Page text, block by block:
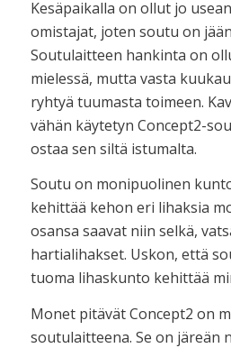
Kesäpaikalla on ollut jo
omistajat, joten soutu on
Soutulaitteen hankinta on
mielessä, mutta vasta
ryhtyä tuumasta toimeen.
vähän käytetyn Concept2-
ostaa sen siltä istumalta.
Soutu on monipuolinen
kehittää kehon eri lihaksia
osansa saavat niin selkä,
hartialihakset. Uskon, että
tuoma lihaskunto kehittää
Monet pitävät Concept2 on
soutulaitteena. Se on järeän